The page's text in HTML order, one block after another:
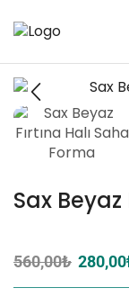
Sax Beyaz
560,00₺ 280,00